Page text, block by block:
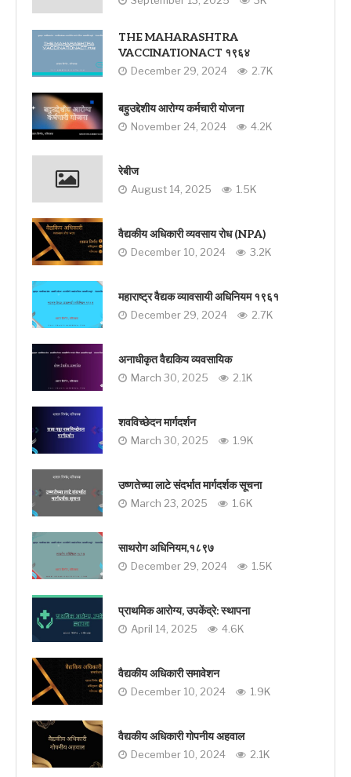
THE MAHARASHTRA
VACCINATIONACT १९६४
December 29, 2024 2.7K
बहुउद्देशीय आरोग्य कर्मचारी योजना
November 24, 2024 4.2K
रेबीज
August 14, 2025 1.5K
वैद्यकीय अधिकारी व्यवसाय रोध (NPA)
December 10, 2024 3.2K
महाराष्ट्र वैद्यक व्यावसायी अधिनियम १९६१
December 29, 2024 2.7K
अनाधीकृत वैद्यकिय व्यवसायिक
March 30, 2025 2.1K
शवविच्छेदन मार्गदर्शन
March 30, 2025 1.9K
उष्णतेच्या लाटे संदर्भात मार्गदर्शक सूचना
March 23, 2025 1.6K
साथरोग अधिनियम,१८९७
December 29, 2024 1.5K
प्राथमिक आरोग्य, उपकेंद्रे: स्थापना
April 14, 2025 4.6K
वैद्यकीय अधिकारी समावेशन
December 10, 2024 1.9K
वैद्यकीय अधिकारी गोपनीय अहवाल
December 10, 2024 2.1K